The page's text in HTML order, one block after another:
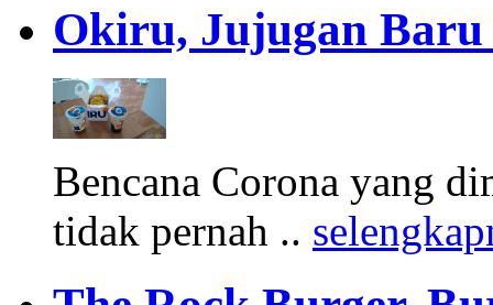
Okiru, Jujugan Baru
Bencana Corona yang
tidak pernah ..